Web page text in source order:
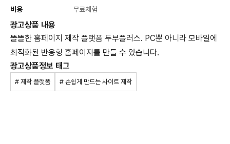
비용 무료체험
광고상품 내용
똘똘한 홈페이지 제작 플랫폼 두부플러스. PC뿐 아니라 모바일에
최적화된 반응형 홈페이지를 만들 수 있습니다.
광고상품정보 태그
# 제작 플랫폼 # 손쉽게 만드는 사이트 제작